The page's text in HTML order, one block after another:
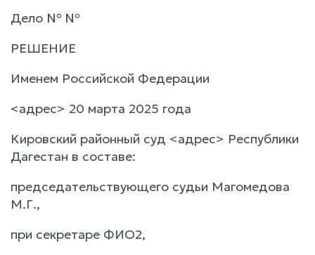
Дело № №
РЕШЕНИЕ
Именем Российской Федерации
<адрес> 20 марта 2025 года
Кировский районный суд <адрес> Республики
Дагестан в составе:
председательствующего судьи Магомедова
М.Г.,
при секретаре ФИО2,